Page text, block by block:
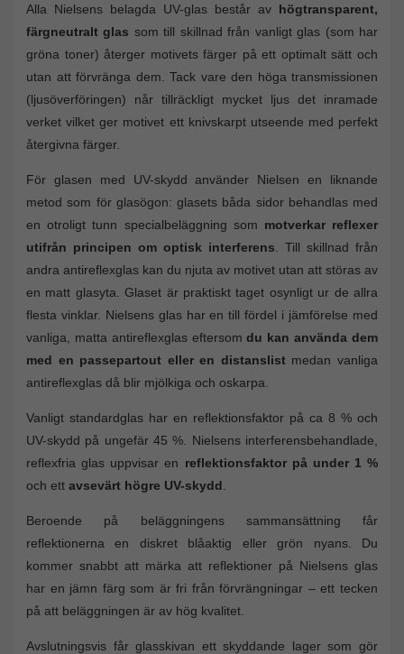
Alla Nielsens belagda UV-glas består av högtransparent,
färgneutralt glas som till skillnad från vanligt glas (som har
gröna toner) återger motivets färger på ett optimalt sätt och
utan att förvränga dem. Tack vare den höga transmissionen
(ljusöverföringen) når tillräckligt mycket ljus det inramade
verket vilket ger motivet ett knivskarpt utseende med perfekt
återgivna färger.
För glasen med UV-skydd använder Nielsen en liknande
metod som för glasögon: glasets båda sidor behandlas med
en otroligt tunn specialbeläggning som motverkar reflexer
utifrån principen om optisk interferens . Till skillnad från
andra antireflexglas kan du njuta av motivet utan att störas av
en matt glasyta. Glaset är praktiskt taget osynligt ur de allra
flesta vinklar. Nielsens glas har en till fördel i jämförelse med
vanliga, matta antireflexglas eftersomdu kan använda dem
med en passepartout eller en distanslistmedan vanliga
antireflexglas då blir mjölkiga och oskarpa.
Vanligt standardglas har en reflektionsfaktor på ca 8 % och
UV-skydd på ungefär 45 %. Nielsens interferensbehandlade,
reflexfria glas uppvisar en reflektionsfaktor på under 1 %
och ett avsevärt högre UV-skydd
Beroende på beläggningens sammansättning får
reflektionerna en diskret blåaktig eller grön nyans. Du
kommer snabbt att märka att reflektioner på Nielsens glas
har en jämn färg som är fri från förvrängningar – ett tecken
på att beläggningen är av hög kvalitet.
Avslutningsvis får glasskivan ett skyddande lager som gör